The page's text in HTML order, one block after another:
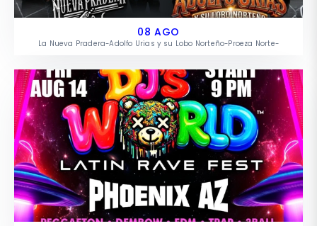
08 AGO
La Nueva Pradera-Adolfo Urias y su Lobo Norteño-Proeza Norte-